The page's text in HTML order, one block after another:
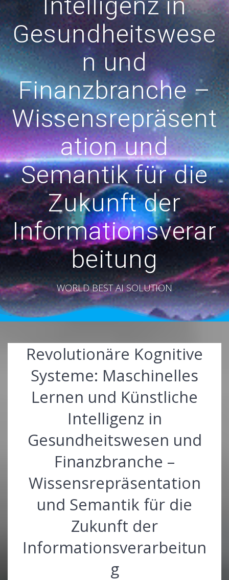
Gesundheitswese
n und
Finanzbranche –
Wissensrepräsent
ation und
Semantik für die
Zukunft der
Informationsverar
beitung
WORLD BEST AI SOLUTION
Revolutionäre Kognitive
Systeme: Maschinelles
Lernen und Künstliche
Intelligenz in
Gesundheitswesen und
Finanzbranche –
Wissensrepräsentation
und Semantik für die
Zukunft der
Informationsverarbeitun
g